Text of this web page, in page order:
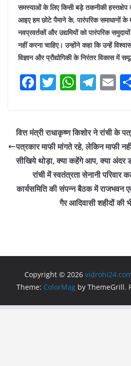
समस्याओं के लिए किसी बड़े तकनीकी हस्तक्षेप
आइए हम छोटे पैमाने के, पारंपरिक समाधानों
नवप्रवर्तकों और उद्यमियों को पारंपरिक
नहीं करना चाहिए। उन्होंने कहा कि उन्हें
विज्ञान और प्रौद्योगिकी के निरंतर विकास में
F
e
b
o
o
k
T
er
W
s
A
p
p
T
gr
a
m
E
l
वित्त मंत्री राधाकृष्ण किशोर ने रांची के
पत्रकार माफी मांगते रहे, लेकिन माफी
सीखिये थोड़ा, क्या कहेंगे आप, क्या अंदर
रांची में स्वतंत्रता सेनानी परिवार
कार्यसमिति की संपन्न बैठक में राजभवन
गैर आदिवासी शहीदों की
Copyright © 2026
Theme: ColorMag by ThemeGrill.